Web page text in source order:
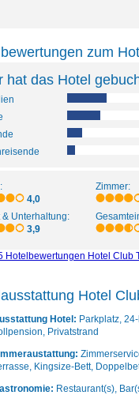
zum
hat das Hotel
4,0
Zimmer:
& Unterhaltung:
3,9
Hotelbewertungen Hotel Club
Hotel
Hotel: Parkplatz,
Privatstrand
Kingsize-Bett,
Restaurant(s),